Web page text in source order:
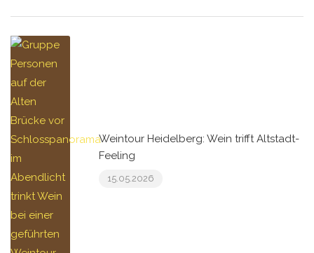
Weintour Heidelberg: Wein trifft Altstadt-
Feeling
15.05.2026